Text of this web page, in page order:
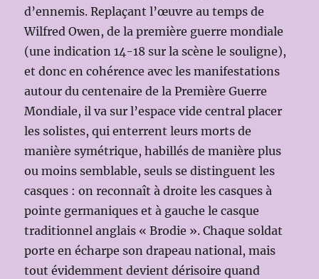
d’ennemis. Replaçant l’œuvre au temps de
Wilfred Owen, de la première guerre mondiale
(une indication 14-18 sur la scène le souligne),
et donc en cohérence avec les manifestations
autour du centenaire de la Première Guerre
Mondiale, il va sur l’espace vide central placer
les solistes, qui enterrent leurs morts de
manière symétrique, habillés de manière plus
ou moins semblable, seuls se distinguent les
casques : on reconnaît à droite les casques à
pointe germaniques et à gauche le casque
traditionnel anglais « Brodie ». Chaque soldat
porte en écharpe son drapeau national, mais
tout évidemment devient dérisoire quand